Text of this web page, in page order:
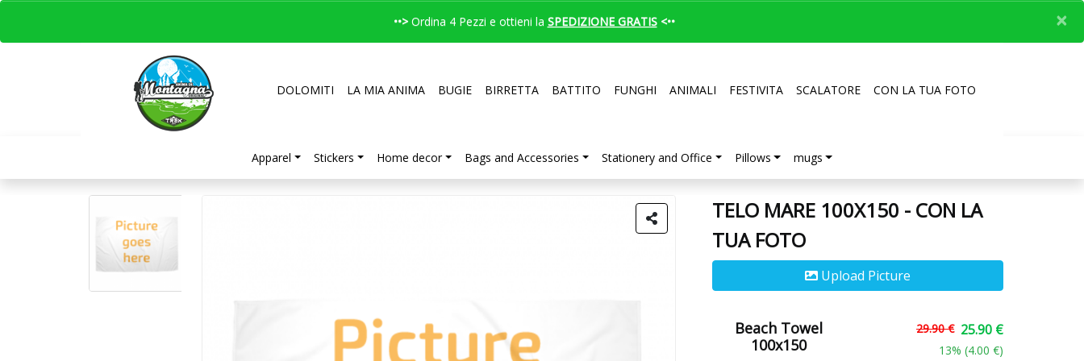
••> Ordina 4 Pezzi e ottieni la SPEDIZIONE GRATIS<•• ×
DOLOMITI LA MIA ANIMA BUGIE BIRRETTA BATTITO FUNGHI ANIMALI FESTIVITA SCALATORE CON LA TUA FOTO
Apparel Stickers Home decor Bags and Accessories Stationery and Office Pillows mugs
TELO MARE 100X150 - CON LA
TUA FOTO
Upload Picture
Beach Towel
100x150
29.90 € 25.90 €
13% (4.00 €)